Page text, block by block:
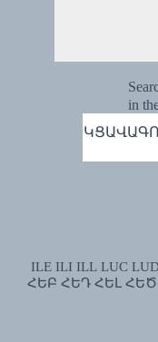
in
ILE ILI ILL LUC LUD
ՀԵԲ ՀԵԴ ՀԵԼ ՀԵԾ